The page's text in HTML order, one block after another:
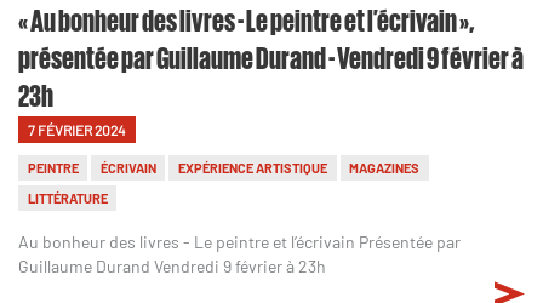
« Au bonheur des livres - Le peintre et l’écrivain »,
présentée par Guillaume Durand - Vendredi 9 février à
23h
7 FÉVRIER 2024
PEINTRE ÉCRIVAIN EXPÉRIENCE ARTISTIQUE
MAGAZINES
LITTÉRATURE
Au bonheur des livres - Le peintre et l’écrivain Présentée par
Guillaume Durand Vendredi 9 février à 23h